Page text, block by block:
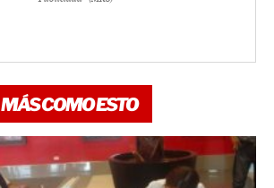
MÁS COMO ESTO